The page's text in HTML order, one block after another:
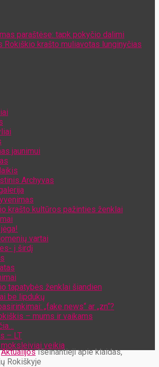
paraštėse: tapk pokyčio dalimi
Rokiškio krašto muliavotas lunginyčias
jaunimui
Archyvas
krašto kultūros pažinties ženklai
vartai
į širdį
tapatybės ženklai šiandien
be lipdukų
„fake news“ ar „zn“?
– mums ir vaikams
– LT
moksleiviai veikia
Aktualijos Išeinantieji apie klaidas,
Rokiškyje